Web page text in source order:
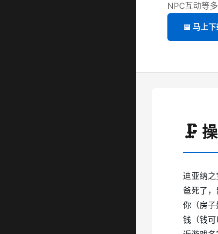
NPC互动等
📅 马上下
🗜️
迪亚纳
爸死了
你（房
钱（钱